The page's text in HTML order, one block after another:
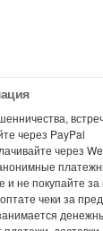
через PayPal
через
и не покупайте
чеки за